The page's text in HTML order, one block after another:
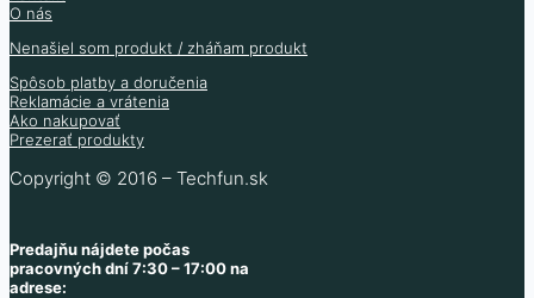
O nás
Nenašiel som produkt / zháňam produkt
Spôsob platby a doručenia
Reklamácie a vrátenia
Ako nakupovať
Prezerať produkty
Copyright © 2016 – Techfun.sk
Predajňu nájdete počas
pracovných dní 7:30 – 17:00 na
adrese: